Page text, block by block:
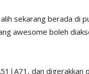
sekarang berada di
awesome boleh
dan digerakkan